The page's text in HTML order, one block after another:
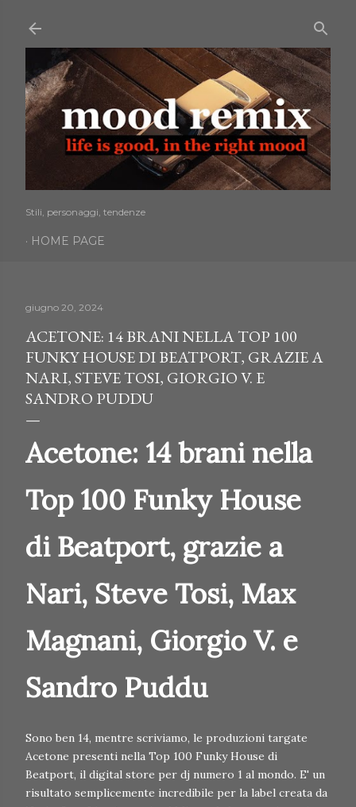
Stili, personaggi, tendenze
HOME PAGE
giugno 20, 2024
ACETONE: 14 BRANI NELLA TOP 100
FUNKY HOUSE DI BEATPORT, GRAZIE A
NARI, STEVE TOSI, GIORGIO V. E
SANDRO PUDDU
Acetone: 14 brani nella
Top 100 Funky House
di Beatport, grazie a
Nari, Steve Tosi, Max
Magnani, Giorgio V. e
Sandro Puddu
Sono ben 14, mentre scriviamo, le produzioni targate
Acetone presenti nella Top 100 Funky House di
Beatport, il digital store per dj numero 1 al mondo. E' un
risultato semplicemente incredibile per la label creata da